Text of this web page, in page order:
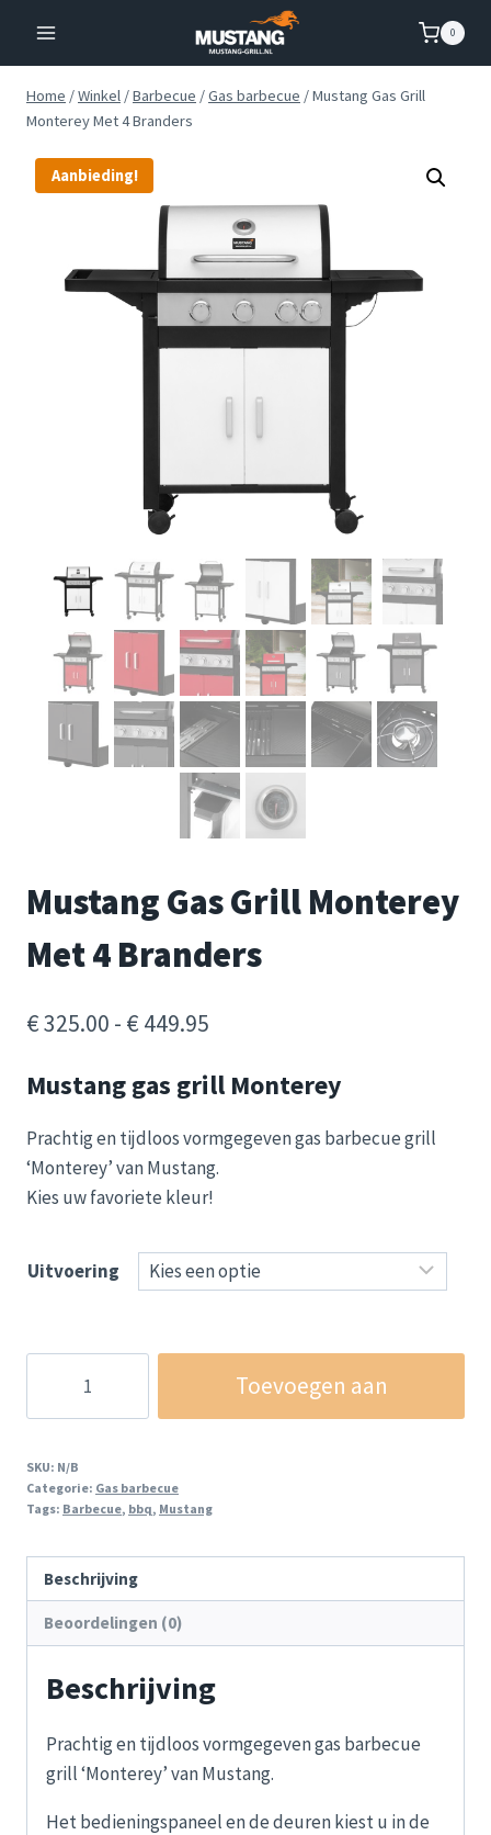
inhoud
0
Home /Winkel /Barbecue /Gas barbecue /Mustang Gas Grill
Monterey Met 4 Branders
Aanbieding!
Mustang Gas Grill Monterey
Met 4 Branders
€325.00 - € 449.95
tot
€ 449.95
Mustang gas grill Monterey
Prachtig en tijdloos vormgegeven gas barbecue grill
‘Monterey’ van Mustang.
Kies uw favoriete kleur!
Uitvoering
Grill
Met
4
aantal
Toevoegen aan
SKU: N/B
Categorie: Gas barbecue
Tags: Barbecue, bbq, Mustang
Beschrijving
Beoordelingen (0)
Beschrijving
Prachtig en tijdloos vormgegeven gas barbecue
grill ‘Monterey’ van Mustang.
Het bedieningspaneel en de deuren kiest u in de